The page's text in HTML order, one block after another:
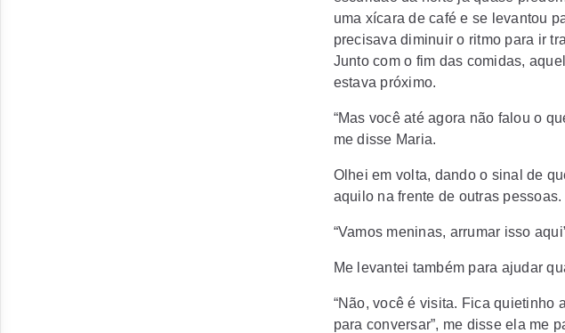
uma xícara de café e se levantou
precisava diminuir o ritmo para ir
Junto com o fim das comidas,
estava próximo.
“Mas você até agora não falou o
me disse Maria.
Olhei em volta, dando o sinal de
aquilo na frente de outras
“Vamos meninas, arrumar isso
Me levantei também para ajudar
“Não, você é visita. Fica quietinho
para conversar”, me disse ela me